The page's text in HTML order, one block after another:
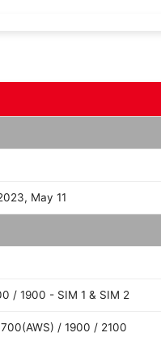
May 11
/ 1900 - SIM 1 & SIM 2
/ 1900 / 2100